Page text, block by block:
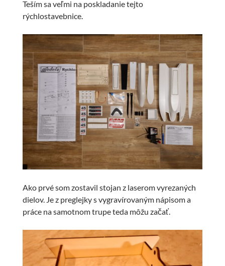
Teším sa veľmi na poskladanie tejto
rýchlostavebnice.
Ako prvé som zostavil stojan z laserom vyrezaných
dielov. Je z preglejky s vygravírovaným nápisom a
práce na samotnom trupe teda môžu začať.